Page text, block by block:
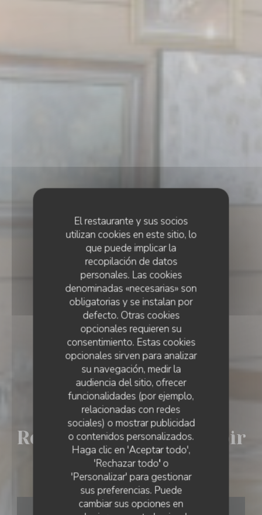
El restaurante y sus socios
utilizan cookies en este sitio, lo
que puede implicar la
recopilación de datos
personales. Las cookies
denominadas «necesarias» son
obligatorias y se instalan por
defecto. Otras cookies
opcionales requieren su
consentimiento. Estas cookies
opcionales sirven para analizar
su navegación, medir la
audiencia del sitio, ofrecer
funcionalidades (por ejemplo,
relacionadas con redes
sociales) o mostrar publicidad
o contenidos personalizados.
Haga clic en 'Aceptar todo',
'Rechazar todo' o
'Personalizar' para gestionar
sus preferencias. Puede
cambiar sus opciones en
PUB• HARCOURT
Restaurant Le Comptoir
De L'arboretum
RESERVAR UNA MESA
RESTAURANT LE COMPTOIR DE L'ARBORETUM